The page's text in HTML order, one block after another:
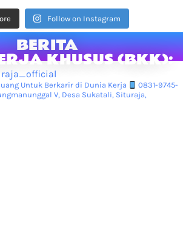
Follow on Instagram
BERITA
KHUSUS (BKK):
Untuk Berkarir di Dunia Kerja
0831-9745-
V, Desa Sukatali, Situraja,